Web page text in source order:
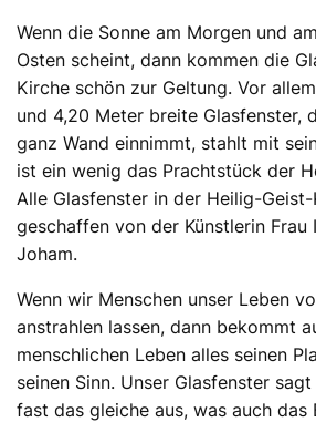
Wenn die Sonne am Morgen und
Osten scheint, dann kommen die
Kirche schön zur Geltung. Vor
und 4,20 Meter breite Glasfenster,
ganz Wand einnimmt, stahlt mit
ist ein wenig das Prachtstück der
Alle Glasfenster in der Heilig-
geschaffen von der Künstlerin Frau
Joham.
Wenn wir Menschen unser Leben
anstrahlen lassen, dann bekommt
menschlichen Leben alles seinen
seinen Sinn. Unser Glasfenster
fast das gleiche aus, was auch das